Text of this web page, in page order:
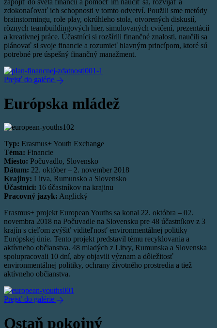
zapojiť do sveta financií a pomôcť im naučiť sa, rozvíjať a
zdokonaľovať ich schopnosti v tomto odvetví. Použili sme metódy
brainstormingu, role play, okrúhleho stola, otvorených diskusií,
rôznych teambuildingových hier, simulovaných cvičení, prezentácií
a kreatívnej práce. Účastníci si rozšírili finančné znalosti, naučili sa
plánovať si svoje financie a rozumieť hlavným princípom, ktoré sú
potrebné pre úspešný finančný manažment.
Prejsť do galérie
Európska mládež
Typ: Erasmus+ Youth Exchange
Téma: Financie
Miesto: Počuvadlo, Slovensko
Dátum: 22. október – 2. november 2018
Krajiny: Litva, Rumunsko a Slovensko
Účastníci: 16 účastníkov na krajinu
Pracovný jazyk: Anglický
Erasmus+ projekt European Youths sa konal 22. októbra – 02.
novembra 2018 na Počuvadle na Slovensku pre 48 účastníkov z 3
krajín s cieľom zvýšiť viditeľnosť environmentálnej politiky
Európskej únie. Tento projekt predstavil tému recyklovania a
aktívneho občianstva. 48 mladých z Litvy, Rumunska a Slovenska
spolupracovali 10 dní, aby objavili význam a dôležitosť
environmentálnej politiky, ochrany životného prostredia a tiež
aktívneho občianstva.
Prejsť do galérie
Ostaň pokojný